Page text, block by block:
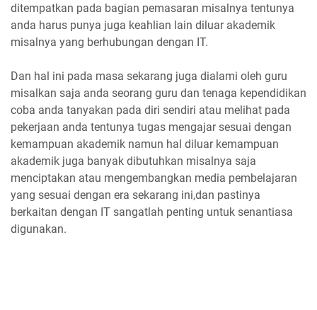
ditempatkan pada bagian pemasaran misalnya tentunya
anda harus punya juga keahlian lain diluar akademik
misalnya yang berhubungan dengan IT.
Dan hal ini pada masa sekarang juga dialami oleh guru
misalkan saja anda seorang guru dan tenaga kependidikan
coba anda tanyakan pada diri sendiri atau melihat pada
pekerjaan anda tentunya tugas mengajar sesuai dengan
kemampuan akademik namun hal diluar kemampuan
akademik juga banyak dibutuhkan misalnya saja
menciptakan atau mengembangkan media pembelajaran
yang sesuai dengan era sekarang ini,dan pastinya
berkaitan dengan IT sangatlah penting untuk senantiasa
digunakan.